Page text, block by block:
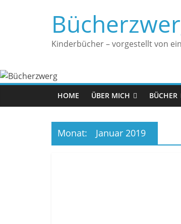
Kinderbücher – vorgestellt von
HOME ÜBER MICH BÜCHER
Monat: Januar 2019